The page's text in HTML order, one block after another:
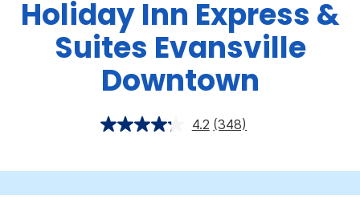
Holiday Inn Express &
Suites Evansville
Downtown
4.2 (348)